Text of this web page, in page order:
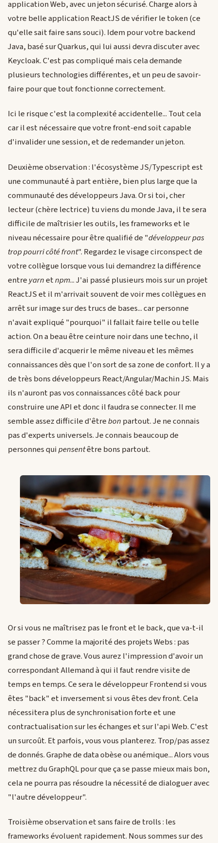
application Web, avec un jeton sécurisé. Charge alors à
votre belle application ReactJS de vérifier le token (ce
qu'elle sait faire sans souci). Idem pour votre backend
Java, basé sur Quarkus, qui lui aussi devra discuter avec
Keycloak. C'est pas compliqué mais cela demande
plusieurs technologies différentes, et un peu de savoir-
faire pour que tout fonctionne correctement.
Ici le risque c'est la complexité accidentelle... Tout cela
car il est nécessaire que votre front-end soit capable
d'invalider une session, et de redemander un jeton.
Deuxième observation : l'écosystème JS/Typescript est
une communauté à part entière, bien plus large que la
communauté des développeurs Java. Or si toi, cher
lecteur (chère lectrice) tu viens du monde Java, il te sera
difficile de maîtrisier les outils, les frameworks et le
niveau nécessaire pour être qualifié de "développeur pas
trop pourri côté front". Regardez le visage circonspect de
votre collègue lorsque vous lui demandrez la différence
entre yarnetnpm... J'ai passé plusieurs mois sur un projet
ReactJS et il m'arrivait souvent de voir mes collègues en
arrêt sur image sur des trucs de bases... car personne
n'avait expliqué "pourquoi" il fallait faire telle ou telle
action. On a beau être ceinture noir dans une techno, il
sera difficile d'acquerir le même niveau et les mêmes
connaissances dès que l'on sort de sa zone de confort. Il y a
de très bons développeurs React/Angular/Machin JS. Mais
ils n'auront pas vos connaissances côté back pour
construire une API et donc il faudra se connecter. Il me
semble assez difficile d'êtrebon partout. Je ne connais
pas d'experts universels. Je connais beaucoup de
personnes quipensentêtre bons partout.
Or si vous ne maîtrisez pas le front et le back, que va-t-il
se passer ? Comme la majorité des projets Webs : pas
grand chose de grave. Vous aurez l'impression d'avoir un
correspondant Allemand à qui il faut rendre visite de
temps en temps. Ce sera le développeur Frontend si vous
êtes "back" et inversement si vous êtes dev front. Cela
nécessitera plus de synchronisation forte et une
contractualisation sur les échanges et sur l'api Web. C'est
un surcoût. Et parfois, vous vous planterez. Trop/pas assez
de donnés. Graphe de data obèse ou anémique... Alors vous
mettrez du GraphQL pour que ça se passe mieux mais bon,
cela ne pourra pas résoudre la nécessité de dialoguer avec
"l'autre développeur".
Troisième observation et sans faire de trolls : les
frameworks évoluent rapidement. Nous sommes sur des